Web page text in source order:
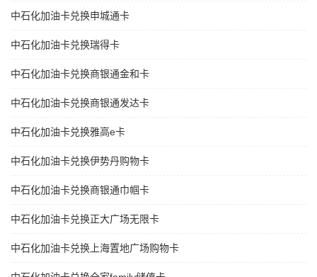
中石化加油卡兑换申城通卡
中石化加油卡兑换瑞得卡
中石化加油卡兑换商银通金和卡
中石化加油卡兑换商银通发达卡
中石化加油卡兑换雅高e卡
中石化加油卡兑换伊势丹购物卡
中石化加油卡兑换商银通巾帼卡
中石化加油卡兑换正大广场无限卡
中石化加油卡兑换上海置地广场购物卡